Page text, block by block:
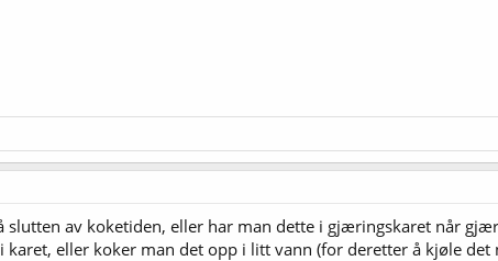
slutten av koketiden, eller har man dette i gjæringskaret når
karet, eller koker man det opp i litt vann (for deretter å kjøle